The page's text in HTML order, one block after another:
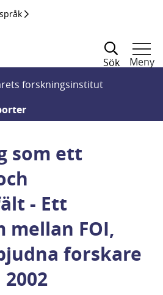
Sök
Meny
forskningsinstitut
som ett
- Ett
mellan FOI,
forskare